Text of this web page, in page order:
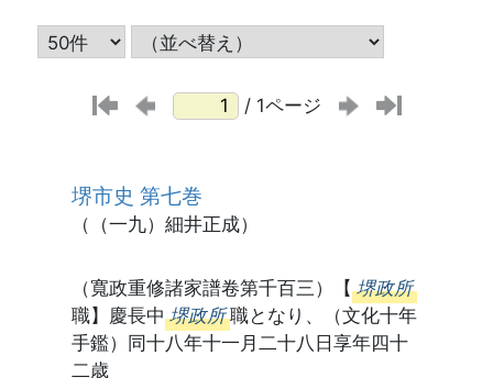
/ 1ページ
堺市史 第七巻
（（一九）細井正成）
（寬政重修諸家譜卷第千百三）【 堺政所
職】慶長中 堺政所 職となり、（文化十年
手鑑）同十八年十一月二十八日享年四十
二歳